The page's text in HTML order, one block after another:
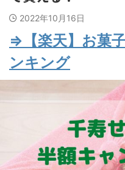
2022年10月16日
⇒【楽天】お菓
ンキング